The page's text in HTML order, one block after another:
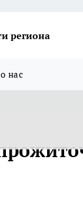
региона
нас